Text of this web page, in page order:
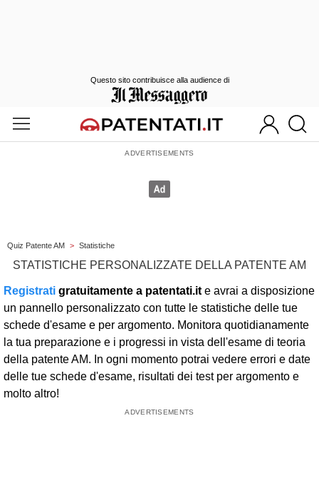
Quiz Patente AM > Statistiche
STATISTICHE PERSONALIZZATE DELLA PATENTE AM
Registrati gratuitamente a patentati.it e avrai a disposizione
un pannello personalizzato con tutte le statistiche delle tue
schede d'esame e per argomento. Monitora quotidianamente
la tua preparazione e i progressi in vista dell'esame di teoria
della patente AM. In ogni momento potrai vedere errori e date
delle tue schede d'esame, risultati dei test per argomento e
molto altro!
Questo sito contribuisce alla audience di